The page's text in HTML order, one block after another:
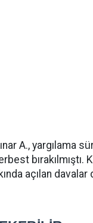
A., yargılama
bırakılmıştı.
açılan